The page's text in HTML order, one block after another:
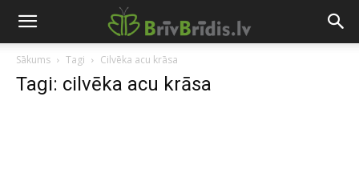
Sākums Tagi Cilvēka acu krāsa
Tagi: cilvēka acu krāsa